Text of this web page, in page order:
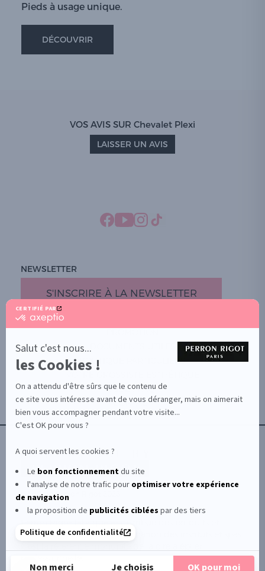
CERTIFIÉ PAR
certifié
En
savoir
plus
sur
Axeptio
Salut c'est nous...
les Cookies !
On a attendu d'être sûrs que le contenu de
ce site vous intéresse avant de vous déranger, mais on aimerait
bien vous accompagner pendant votre visite...
C'est OK pour vous ?
A quoi servent les cookies ?
Le bon fonctionnementdu site
l'analyse de notre trafic pour optimiservotre expérience
de navigation
la proposition de publicités ciblées par des tiers
Politique de confidentialité
Non merci Je choisis OK pour moi
Pieds à usage unique.
DÉCOUVRIR
VOS AVIS SUR Chevalet Plexi
LAISSER UN AVIS
NEWSLETTER
S'INSCRIRE À LA NEWSLETTER
BOUTIQUE PARTICULIERS
AIDE / FAQ
CONTACT
CGU/CGV
© Le Club Perron Rigot 2026
matériels esthétiques à destination des instituts et spas.